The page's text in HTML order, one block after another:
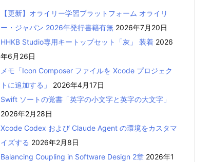
【更新】オライリー学習プラットフォーム オライリ
ー・ジャパン 2026年発行書籍有無 2026年7月20日
HHKB Studio専用キートップセット「灰」 装着 2026
年6月26日
メモ「Icon Composer ファイルを Xcode プロジェク
トに追加する」
2026年4月17日
Swift ソートの覚書「英字の小文字と英字の大文字」
2026年2月28日
Xcode Codex および Claude Agent の環境をカスタマ
イズする 2026年2月8日
Balancing Coupling in Software Design 2章 2026年1